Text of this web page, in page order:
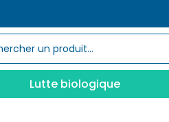
Lutte biologique